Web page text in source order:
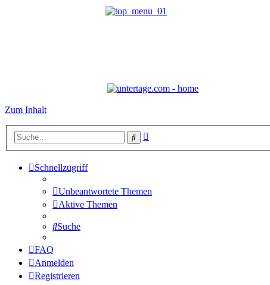
Zum Inhalt
Suche
Schnellzugriff
Unbeantwortete Themen
Aktive Themen
Suche
FAQ
Anmelden
Registrieren